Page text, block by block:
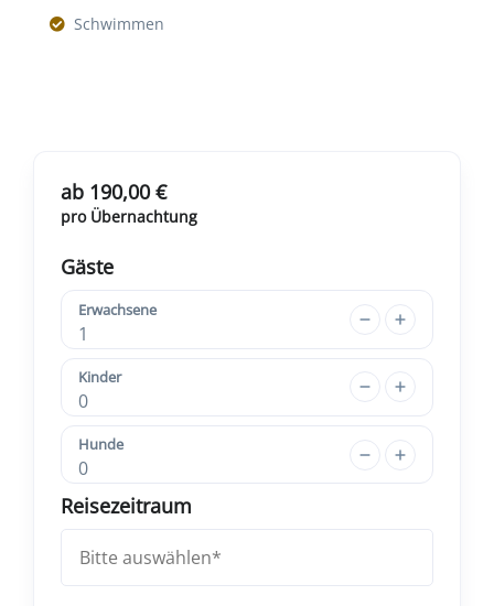
Schwimmen
ab 190,00 €
pro Übernachtung
Gäste
Erwachsene
1
Kinder
0
Hunde
0
Reisezeitraum